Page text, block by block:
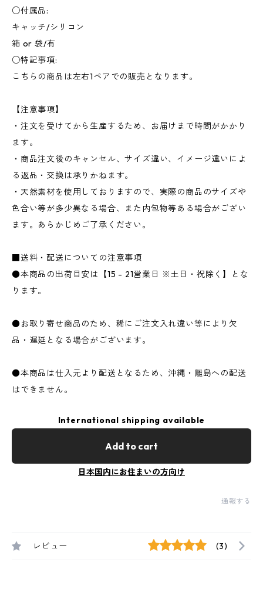
○付属品:
キャッチ/シリコン
箱 or 袋/有
○特記事項:
こちらの商品は左右1ペアでの販売となります。
【注意事項】
・注文を受けてから生産するため、お届けまで時間がかかり
ます。
・商品注文後のキャンセル、サイズ違い、イメージ違いによ
る返品・交換は承りかねます。
・天然素材を使用しておりますので、実際の商品のサイズや
色合い等が多少異なる場合、また内包物等ある場合がござい
ます。あらかじめご了承ください。
■送料・配送についての注意事項
●本商品の出荷目安は【15 - 21営業日 ※土日・祝除く】とな
ります。
●お取り寄せ商品のため、稀にご注文入れ違い等により欠
品・遅延となる場合がございます。
●本商品は仕入元より配送となるため、沖縄・離島への配送
はできません。
International shipping available
Add to cart
日本国内にお住まいの方向け
通報する
レビュー (3)